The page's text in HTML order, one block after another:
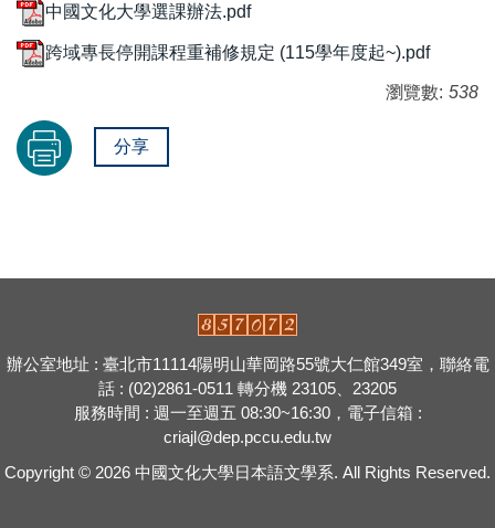
中國文化大學選課辦法.pdf
跨域專長停開課程重補修規定 (115學年度起~).pdf
瀏覽數: 538
分享
辦公室地址 : 臺北市11114陽明山華岡路55號大仁館349室，聯絡電
話 : (02)2861-0511 轉分機 23105、23205
服務時間 : 週一至週五 08:30~16:30，電子信箱 :
criajl@dep.pccu.edu.tw
Copyright © 2026 中國文化大學日本語文學系. All Rights Reserved.